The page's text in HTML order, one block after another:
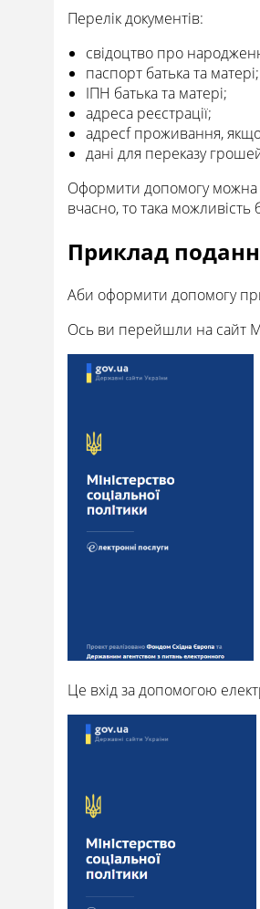
Перелік документів:
свідоцтво про
паспорт батька та матері;
ІПН батька та матері;
адреса реєстрації;
адресf проживання,
дані для переказу
Оформити допомогу можна
вчасно, то така можливість
Приклад
Аби оформити допомогу
Ось ви перейшли на сайт
Це вхід за допомогою